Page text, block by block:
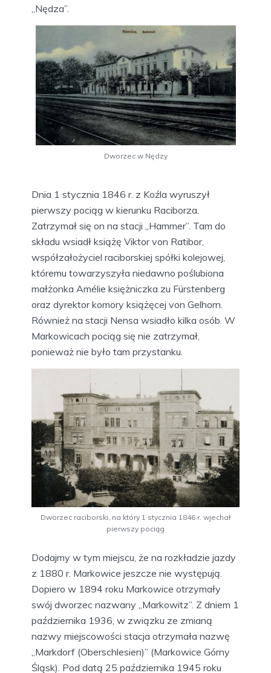
„Nędza”.
Dworzec w Nędzy
Dnia 1 stycznia 1846 r. z Koźla wyruszył
pierwszy pociąg w kierunku Raciborza.
Zatrzymał się on na stacji „Hammer”. Tam do
składu wsiadł książę Viktor von Ratibor,
współzałożyciel raciborskiej spółki kolejowej,
któremu towarzyszyła niedawno poślubiona
małżonka Amélie księżniczka zu Fürstenberg
oraz dyrektor komory książęcej von Gelhorn.
Również na stacji Nensa wsiadło kilka osób. W
Markowicach pociąg się nie zatrzymał,
ponieważ nie było tam przystanku.
Dworzec raciborski, na który 1 stycznia 1846 r. wjechał
pierwszy pociąg
Dodajmy w tym miejscu, że na rozkładzie jazdy
z 1880 r. Markowice jeszcze nie występują.
Dopiero w 1894 roku Markowice otrzymały
swój dworzec nazwany „Markowitz”. Z dniem 1
października 1936, w związku ze zmianą
nazwy miejscowości stacja otrzymała nazwę
„Markdorf (Oberschlesien)” (Markowice Górny
Śląsk). Pod datą 25 października 1945 roku